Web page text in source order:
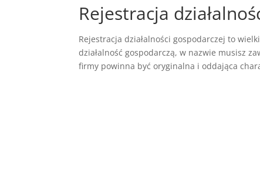
Rejestracja
Rejestracja działalności gospodarczej to
działalność gospodarczą, w nazwie musisz
firmy powinna być oryginalna i oddająca